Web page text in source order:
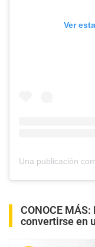
Ver
CONOCE MÁS:
convertirse en